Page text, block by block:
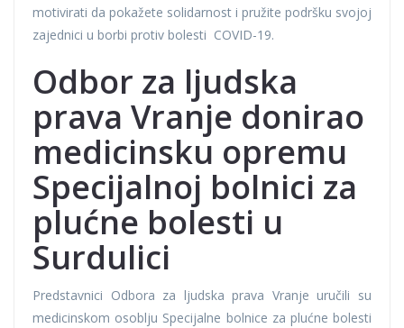
motivirati da pokažete solidarnost i pružite podršku svojoj
zajednici u borbi protiv bolesti COVID-19.
Odbor za ljudska
prava Vranje donirao
medicinsku opremu
Specijalnoj bolnici za
plućne bolesti u
Surdulici
Predstavnici Odbora za ljudska prava Vranje uručili su
medicinskom osoblju Specijalne bolnice za plućne bolesti